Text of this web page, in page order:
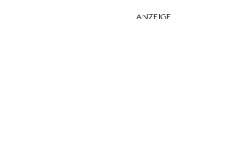
ANZEIGE